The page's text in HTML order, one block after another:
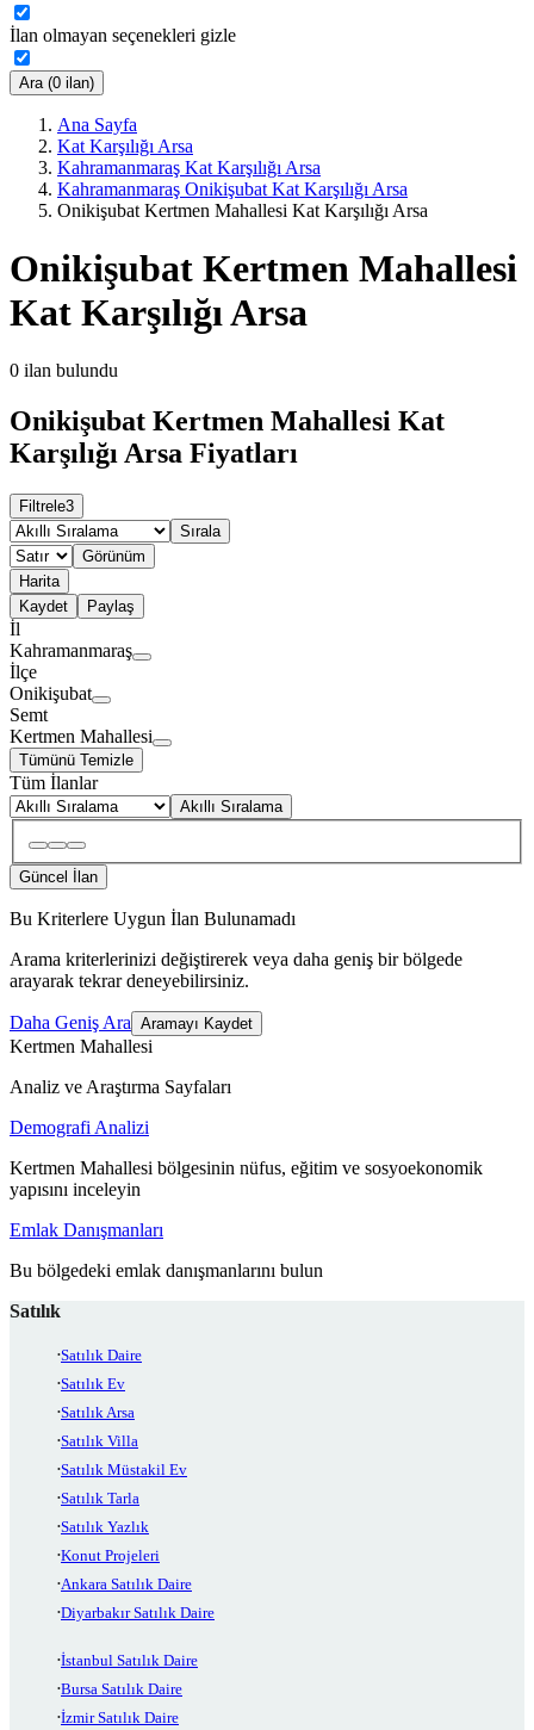
İlan olmayan seçenekleri gizle
Ara (0 ilan)
Ana Sayfa
Kat Karşılığı Arsa
Kahramanmaraş Kat Karşılığı Arsa
Kahramanmaraş Onikişubat Kat Karşılığı Arsa
Onikişubat Kertmen Mahallesi Kat Karşılığı Arsa
Onikişubat Kertmen Mahallesi
Kat Karşılığı Arsa
0 ilan bulundu
Onikişubat Kertmen Mahallesi Kat
Karşılığı Arsa Fiyatları
Filtrele3
Sırala
Görünüm
Harita
Kaydet
Paylaş
İl
Kahramanmaraş
İlçe
Onikişubat
Semt
Kertmen Mahallesi
Tümünü Temizle
Tüm İlanlar
Akıllı Sıralama
Güncel İlan
Bu Kriterlere Uygun İlan Bulunamadı
Arama kriterlerinizi değiştirerek veya daha geniş bir bölgede
arayarak tekrar deneyebilirsiniz.
Daha Geniş Ara Aramayı Kaydet
Kertmen Mahallesi
Analiz ve Araştırma Sayfaları
Demografi Analizi
Kertmen Mahallesi bölgesinin nüfus, eğitim ve sosyoekonomik
yapısını inceleyin
Emlak Danışmanları
Bu bölgedeki emlak danışmanlarını bulun
Satılık
Satılık Daire
Satılık Ev
Satılık Arsa
Satılık Villa
Satılık Müstakil Ev
Satılık Tarla
Satılık Yazlık
Konut Projeleri
Ankara Satılık Daire
Diyarbakır Satılık Daire
İstanbul Satılık Daire
Bursa Satılık Daire
İzmir Satılık Daire